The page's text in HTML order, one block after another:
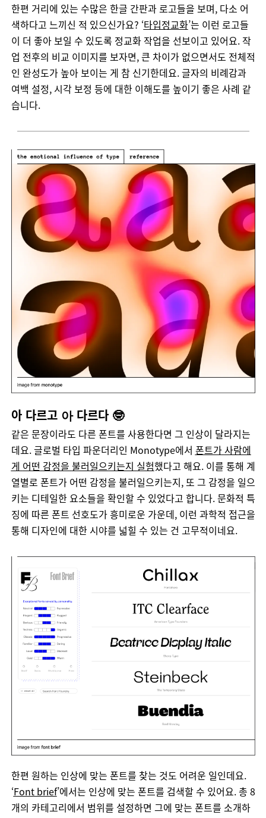
한편 거리에 있는 수많은 한글 간판과로고들을 보며, 다소 어
색하다고 느끼신 적 있으신가요? ‘타입정교화’는 이런 로고들
이 더 좋아보일 수 있도록 정교화 작업을 선보이고 있어요. 작
업 전후의 비교 이미지를 보자면,큰 차이가 없으면서도 전체적
인 완성도가높아보이는 게 참 신기한데요.글자의 비례감과
여백 설정, 시각보정 등에 대한 이해도를 높이기 좋은 사례 같
습니다.
아 다르고 아다르다 🤓
같은 문장이라도 다른 폰트를 사용한다면 그 인상이 달라지는
데요.글로벌 타입 파운더리인 Monotype에서 폰트가사람에
게 어떤 감정을 불러일으키는지 실험했다고 해요. 이를 통해 계
열별로 폰트가 어떤 감정을 불러일으키는지,또 그 감정을 일으
키는 디테일한요소들을 확인할수 있었다고 합니다.문화적 특
징에 따른 폰트 선호도가흥미로운 가운데, 이런 과학적 접근을
통해 디자인에 대한 시야를 넓힐 수 있는 건 고무적이네요.
한편 원하는 인상에 맞는 폰트를 찾는 것도 어려운 일인데요.
‘Font brief’에서는 인상에 맞는 폰트를 검색할수 있어요.총 8
개의 카테고리에서 범위를 설정하면 그에 맞는 폰트를 소개하